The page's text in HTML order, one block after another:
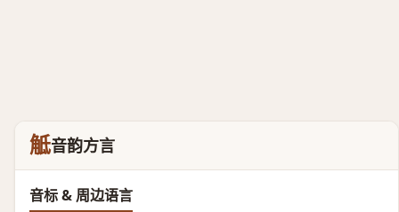
觝音韵方言
音标 & 周边语言